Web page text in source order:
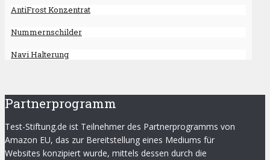
AntiFrost Konzentrat
Nummernschilder
Navi Halterung
Partnerprogramm
Test-Stiftung.de ist Teilnehmer des Partnerprogramms von
Amazon EU, das zur Bereitstellung eines Mediums für
Websites konzipiert wurde, mittels dessen durch die